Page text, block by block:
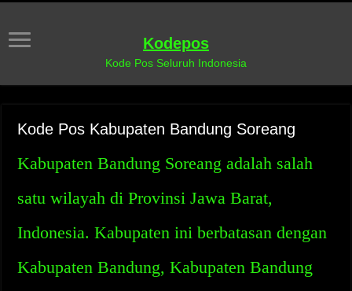
Kodepos
Kode Pos Seluruh Indonesia
Kode Pos Kabupaten Bandung Soreang
Kabupaten Bandung Soreang adalah salah
satu wilayah di Provinsi Jawa Barat,
Indonesia. Kabupaten ini berbatasan dengan
Kabupaten Bandung, Kabupaten Bandung